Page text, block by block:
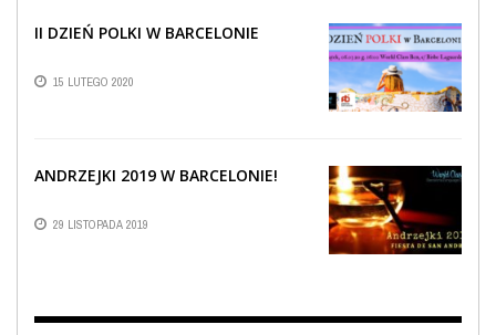
II DZIEŃ POLKI W BARCELONIE
15 LUTEGO 2020
ANDRZEJKI 2019 W BARCELONIE!
29 LISTOPADA 2019